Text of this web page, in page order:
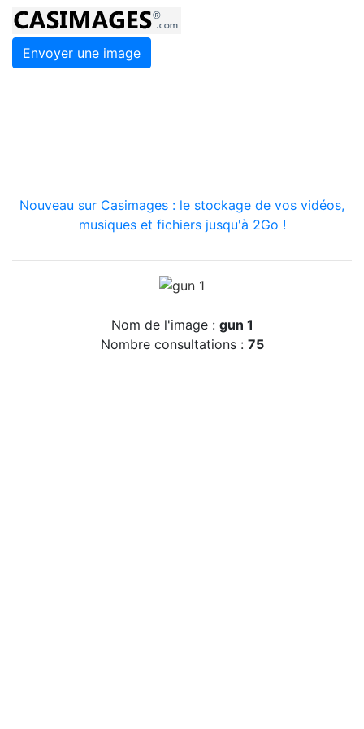
Envoyer une image
Nouveau sur Casimages : le stockage de vos vidéos,
musiques et fichiers jusqu'à 2Go !
Nom de l'image : gun 1
Nombre consultations : 75